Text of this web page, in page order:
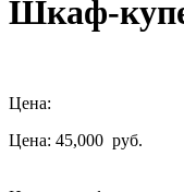
Шкаф-
Цена:
Цена: 45,000 руб.